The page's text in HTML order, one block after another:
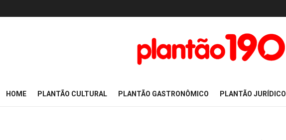
HOME PLANTÃO CULTURAL PLANTÃO GASTRONÔMICO PLANTÃO JURÍDICO